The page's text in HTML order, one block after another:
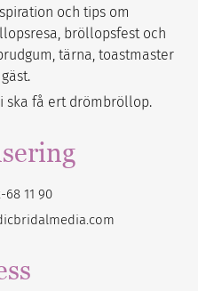
och tips om
bröllopsfest och
tärna, toastmaster
ska få ert drömbröllop.
68 11 90